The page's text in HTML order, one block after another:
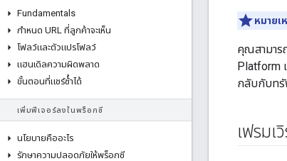
Fundamentals
กําหนด URL ที่ลูกค้าจะเห็น
โฟลว์และตัวแปรโฟลว์
แฮนเดิลความผิดพลาด
ขั้นตอนที่แชร์ซ้ําได้
เพิ่มฟีเจอร์ลงในพร็อกซี
นโยบายคืออะไร
รักษาความปลอดภัยให้พร็อกซี
หมายเ
คุณสามาร
Platform
กลับกับทรั
เฟรมเ